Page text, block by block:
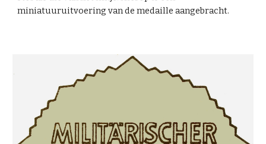
miniatuuruitvoering van de medaille aangebracht.